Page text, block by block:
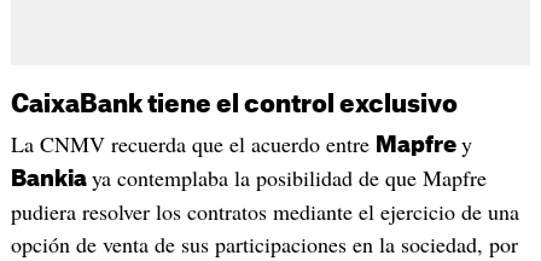
CaixaBank tiene el control exclusivo
La CNMV recuerda que el acuerdo entre Mapfre y
Bankia ya contemplaba la posibilidad de que Mapfre
pudiera resolver los contratos mediante el ejercicio de una
opción de venta de sus participaciones en la sociedad, por